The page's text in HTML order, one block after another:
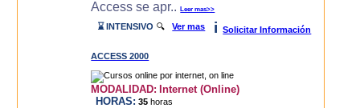
Access se apr..Leer mas>>
⌛ INTENSIVO 🔍Ver mas i Solicitar Información
ACCESS 2000
MODALIDAD: Internet (Online)
HORAS: 35 horas